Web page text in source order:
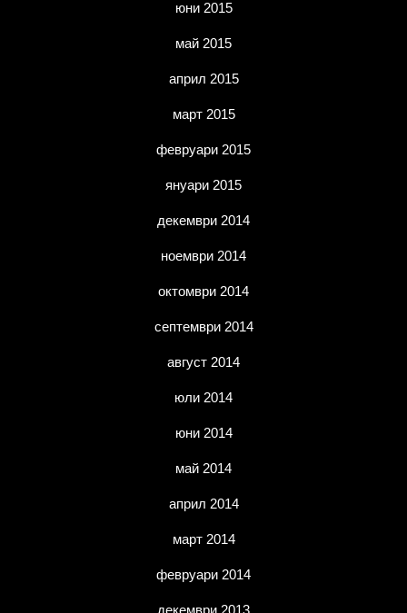
юни 2015
май 2015
април 2015
март 2015
февруари 2015
януари 2015
декември 2014
ноември 2014
октомври 2014
септември 2014
август 2014
юли 2014
юни 2014
май 2014
април 2014
март 2014
февруари 2014
декември 2013